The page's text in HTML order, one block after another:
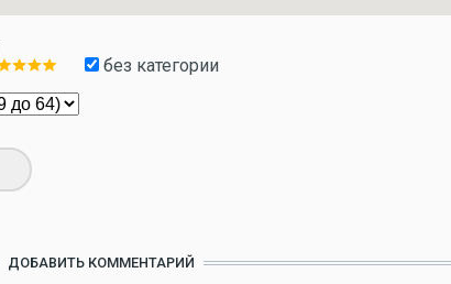
без категории
ДОБАВИТЬ КОММЕНТАРИЙ